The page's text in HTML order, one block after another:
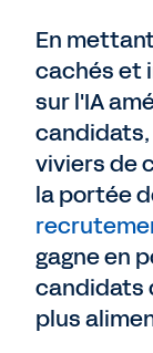
En
cachés et
sur l'IA
viviers de
la portée
gagne en
candidats
plus